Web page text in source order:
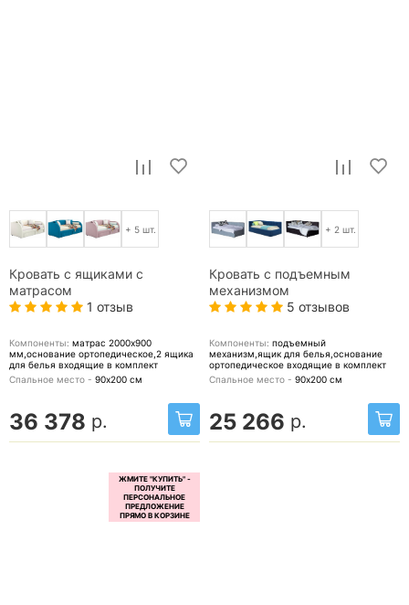
+ 5 шт.
Кровать с ящиками с
матрасом
1 отзыв
Компоненты: матрас 2000x900
мм,основание ортопедическое,2 ящика
для белья входящие в комплект
Спальное место - 90х200 см
36 378 р.
+ 2 шт.
Кровать с подъемным
механизмом
5 отзывов
Компоненты: подъемный
механизм,ящик для белья,основание
ортопедическое входящие в комплект
Спальное место - 90х200 см
25 266 р.